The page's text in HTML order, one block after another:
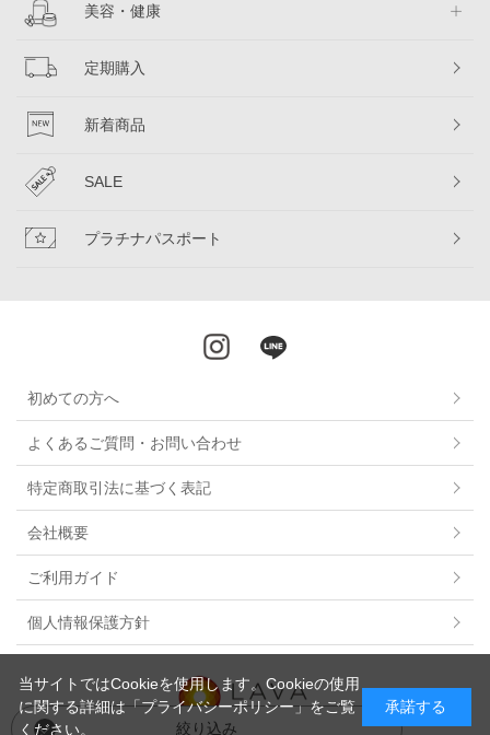
絞り込み
美容・健康
定期購入
新着商品
SALE
プラチナパスポート
初めての方へ
よくあるご質問・お問い合わせ
特定商取引法に基づく表記
会社概要
ご利用ガイド
個人情報保護方針
当サイトではCookieを使用します。Cookieの使用
に関する詳細は「プライバシーポリシー」をご覧
ください。
承諾する